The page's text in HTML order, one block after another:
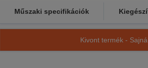
Műszaki specifikációk
Kivont termék -